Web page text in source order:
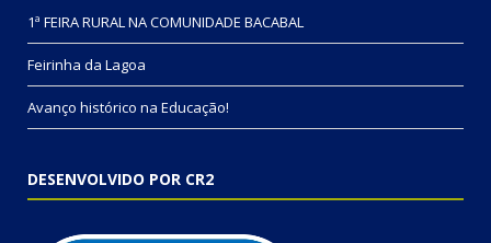
1ª FEIRA RURAL NA COMUNIDADE BACABAL
Feirinha da Lagoa
Avanço histórico na Educação!
DESENVOLVIDO POR CR2